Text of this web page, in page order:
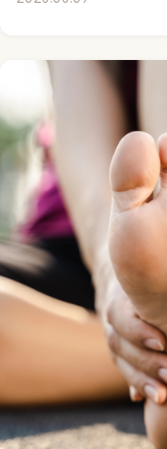
ます。 2016年から
では解剖実習クラスのお
今年2026年は、過去の
なる状況となっており、
高騰させてしまうことが
ない、ミニマムのパッケ
う、弊社では言語サポー
式でのお手伝いをさせて
グラムとの長年の信頼関
理を施されていない冷凍
目の行き届いたプロに徹
とトム・マイヤーズに加
アシスタントの指導者
い高レベルの解剖実習
ポート付きで参加でき
📍 2026年10月20日〜
州ボルダー（最寄空港は
ラボで開催されるアナト